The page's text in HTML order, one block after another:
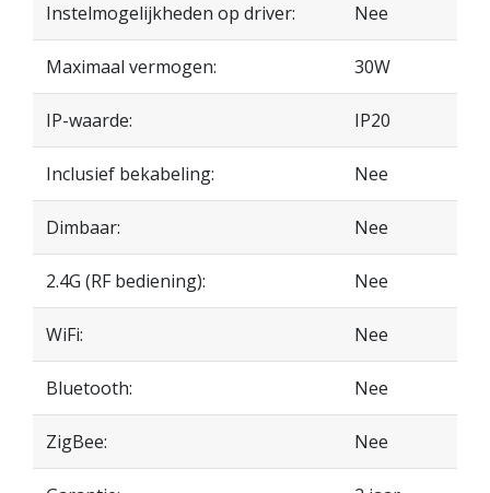
Instelmogelijkheden op driver: Nee
Maximaal vermogen: 30W
IP-waarde: IP20
Inclusief bekabeling: Nee
Dimbaar: Nee
2.4G (RF bediening): Nee
WiFi: Nee
Bluetooth: Nee
ZigBee: Nee